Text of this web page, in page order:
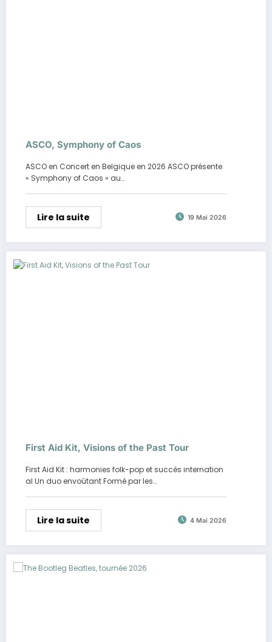
ASCO, Symphony of Caos
ASCO en Concert en Belgique en 2026 ASCO présente
« Symphony of Caos » au…
Lire la suite 19 Mai 2026
First Aid Kit, Visions of the Past Tour
First Aid Kit : harmonies folk-pop et succès internation
al Un duo envoûtant Formé par les…
Lire la suite 4 Mai 2026